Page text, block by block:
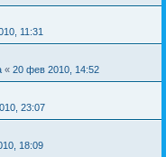
11:31
« 20 фев 2010, 14:52
23:07
18:09